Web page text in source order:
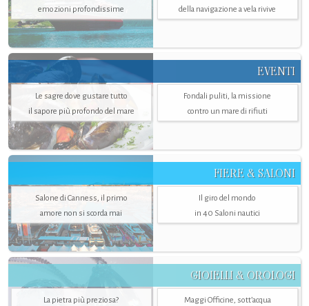
emozioni profondissime
della navigazione a vela rivive
EVENTI
Le sagre dove gustare tutto
il sapore più profondo del mare
Fondali puliti, la missione
contro un mare di rifiuti
FIERE & SALONI
Salone di Canness, il primo
amore non si scorda mai
Il giro del mondo
in 40 Saloni nautici
GIOIELLI & OROLOGI
La pietra più preziosa?
Maggi Officine, sott’acqua